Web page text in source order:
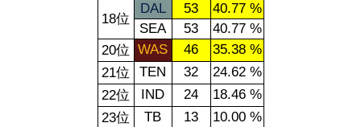
18位
DAL 53
40.77 %
SEA
53
40.77 %
20位 WAS 46
35.38 %
21位
TEN 32
24.62 %
22位
IND 24
18.46 %
23位
TB 13
10.00 %